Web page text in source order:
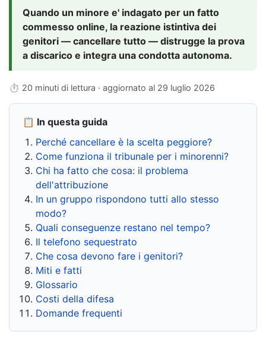
Quando un minore e' indagato per un fatto
commesso online, la reazione istintiva dei
genitori — cancellare tutto — distrugge la prova
a discarico e integra una condotta autonoma.
⏱ 20 minuti di lettura · aggiornato al 29 luglio 2026
📋 In questa guida
Perché cancellare è la scelta peggiore?
Come funziona il tribunale per i minorenni?
Chi ha fatto che cosa: il problema
dell'attribuzione
In un gruppo rispondono tutti allo stesso
modo?
Quali conseguenze restano nel tempo?
Il telefono sequestrato
Che cosa devono fare i genitori?
Miti e fatti
Glossario
Costi della difesa
Domande frequenti